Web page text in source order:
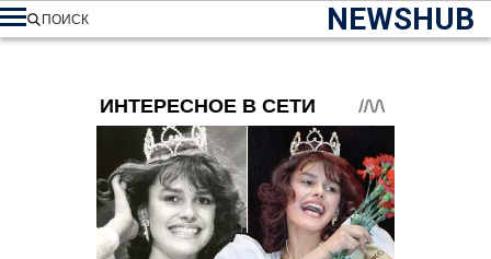
NEWSHUB
ПОИСК